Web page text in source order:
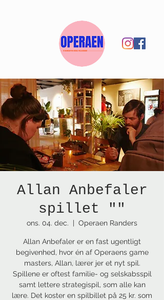
Allan Anbefaler
spillet ""
ons. 04. dec.
  |
Operaen Randers
Allan Anbefaler er en fast ugentligt
begivenhed, hvor én af Operaens game
masters, Allan, lærer jer et nyt spil.
Spillene er oftest familie- og selskabsspil
samt lettere strategispil, som alle kan
lære. Det koster en spilbillet på 25 kr. som